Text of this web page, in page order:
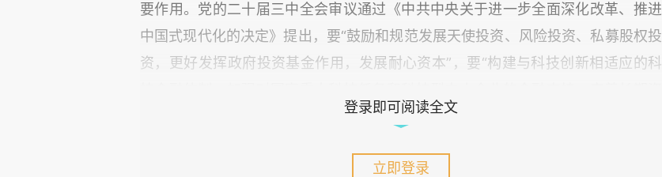
要作用。党的二十届三中全会审议通过《中共中央关于进一步全面深化改革、推进
中国式现代化的决定》提出，要“鼓励和规范发展天使投资、风险投资、私募股权投
资，更好发挥政府投资基金作用，发展耐心资本”，要“构建与科技创新相适应的科
本投早、投小、投长期、投硬科技的支持政策”。我国风险投资历经起步期、探索
登录即可阅读全文
立即登录